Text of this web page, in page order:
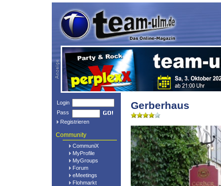
Login
Pass
Registrieren
Community
CommuniX
MyProfile
MyGroups
Forum
eMeetings
Flohmarkt
Gerberhaus